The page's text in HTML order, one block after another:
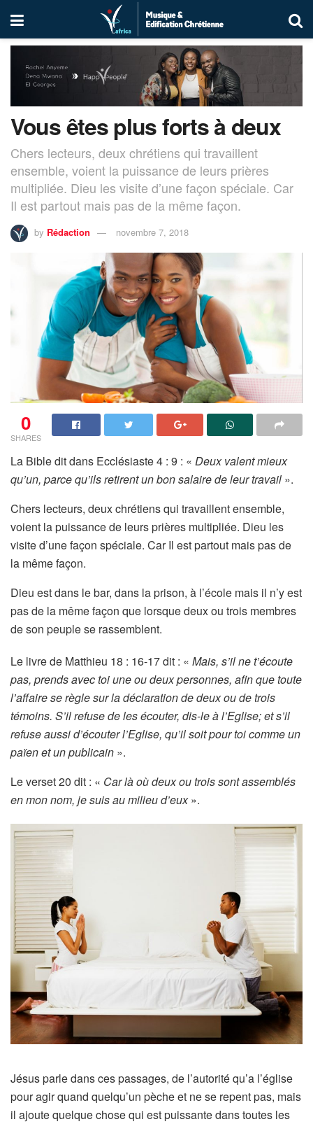
Vous êtes plus forts à deux
Chers lecteurs, deux chrétiens qui travaillent
ensemble, voient la puissance de leurs prières
multipliée. Dieu les visite d’une façon spéciale. Car
Il est partout mais pas de la même façon.
by Rédaction novembre 7, 2018
0
SHARES
La Bible dit dans Ecclésiaste 4 : 9 : « Deux valent mieux
qu’un, parce qu’ils retirent un bon salaire de leur travail ».
Chers lecteurs, deux chrétiens qui travaillent ensemble,
voient la puissance de leurs prières multipliée. Dieu les
visite d’une façon spéciale. Car Il est partout mais pas de
la même façon.
Dieu est dans le bar, dans la prison, à l’école mais il n’y est
pas de la même façon que lorsque deux ou trois membres
de son peuple se rassemblent.
Le livre de Matthieu 18 : 16-17 dit : « Mais, s’il ne t’écoute
pas, prends avec toi une ou deux personnes, afin que toute
l’affaire se règle sur la déclaration de deux ou de trois
témoins. S’il refuse de les écouter, dis-le à l’Eglise; et s’il
refuse aussi d’écouter l’Eglise, qu’il soit pour toi comme un
païen et un publicain ».
Le verset 20 dit : « Car là où deux ou trois sont assemblés
en mon nom, je suis au milieu d’eux».
Jésus parle dans ces passages, de l’autorité qu’a l’église
pour agir quand quelqu’un pèche et ne se repent pas, mais
il ajoute quelque chose qui est puissante dans toutes les